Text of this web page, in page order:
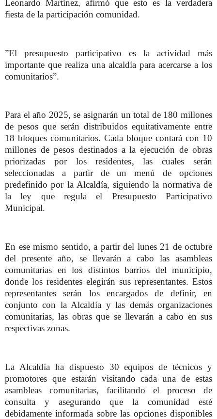
Leonardo Martínez, afirmó que esto es la verdadera
fiesta de la participación comunidad.
”El presupuesto participativo es la actividad más
importante que realiza una alcaldía para acercarse a los
comunitarios”.
Para el año 2025, se asignarán un total de 180 millones
de pesos que serán distribuidos equitativamente entre
18 bloques comunitarios. Cada bloque contará con 10
millones de pesos destinados a la ejecución de obras
priorizadas por los residentes, las cuales serán
seleccionadas a partir de un menú de opciones
predefinido por la Alcaldía, siguiendo la normativa de
la ley que regula el Presupuesto Participativo
Municipal.
En ese mismo sentido, a partir del lunes 21 de octubre
del presente año, se llevarán a cabo las asambleas
comunitarias en los distintos barrios del municipio,
donde los residentes elegirán sus representantes. Estos
representantes serán los encargados de definir, en
conjunto con la Alcaldía y las demás organizaciones
comunitarias, las obras que se llevarán a cabo en sus
respectivas zonas.
La Alcaldía ha dispuesto 30 equipos de técnicos y
promotores que estarán visitando cada una de estas
asambleas comunitarias, facilitando el proceso de
consulta y asegurando que la comunidad esté
debidamente informada sobre las opciones disponibles